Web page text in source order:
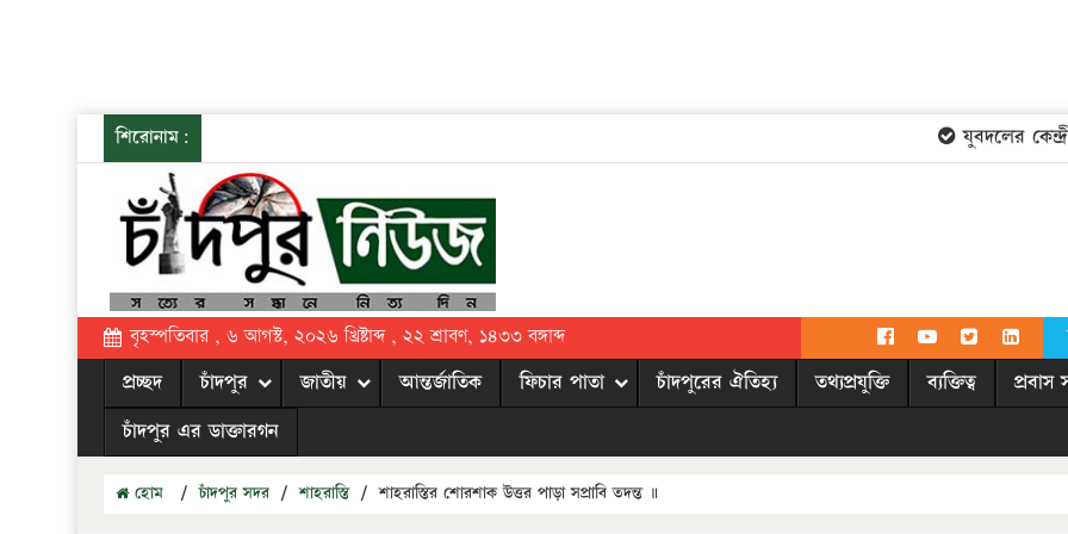
শিরোনাম: যুবদলের কেন্দ্রীয়
বৃহস্পতিবার , ৬ আগস্ট, ২০২৬ খ্রিষ্টাব্দ , ২২ শ্রাবণ, ১৪৩৩ বঙ্গাব্দ
প্রচ্ছদ চাঁদপুর জাতীয় আন্তর্জাতিক ফিচার পাতা চাঁদপুরের ঐতিহ্য তথ্যপ্রযুক্তি ব্যক্তিত্ব প্রবাস
চাঁদপুর এর ডাক্তারগন
হোম / চাঁদপুর সদর / শাহরাস্তি / শাহরাস্তির শোরশাক উত্তর পাড়া সপ্রাবি তদন্ত ॥